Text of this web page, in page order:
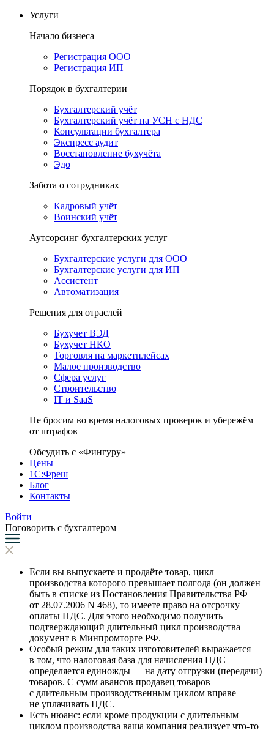
Услуги
Начало бизнеса
Регистрация ООО
Регистрация ИП
Порядок в бухгалтерии
Бухгалтерский учёт
Бухгалтерский учёт на УСН с НДС
Консультации бухгалтера
Экспресс аудит
Восстановление бухучёта
Эдо
Забота о сотрудниках
Кадровый учёт
Воинский учёт
Аутсорсинг бухгалтерских услуг
Бухгалтерские услуги для ООО
Бухгалтерские услуги для ИП
Ассистент
Автоматизация
Решения для отраслей
Бухучет ВЭД
Бухучет НКО
Торговля на маркетплейсах
Малое производство
Сфера услуг
Строительство
IT и SaaS
Не бросим во время налоговых проверок и убережём
от штрафов
Обсудить с «Фингуру»
Цены
1С:Фреш
Блог
Контакты
Войти
Поговорить с бухгалтером
Если вы выпускаете и продаёте товар, цикл
производства которого превышает полгода (он должен
быть в списке из Постановления Правительства РФ
от 28.07.2006 N 468), то имеете право на отсрочку
оплаты НДС. Для этого необходимо получить
подтверждающий длительный цикл производства
документ в Минпромторге РФ.
Особый режим для таких изготовителей выражается
в том, что налоговая база для начисления НДС
определяется единожды — на дату отгрузки (передачи)
товаров. С сумм авансов продавец товаров
с длительным производственным циклом вправе
не уплачивать НДС.
Есть нюанс: если кроме продукции с длительным
циклом производства ваша компания реализует что-то